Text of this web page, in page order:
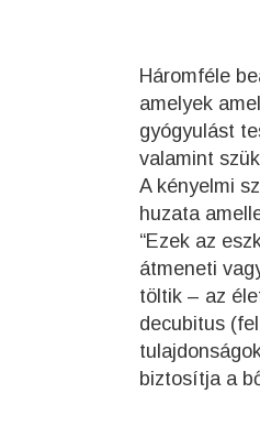
Háromféle
amelyek
gyógyulást
valamint
A kényelmi
huzata
“Ezek az
átmeneti
töltik – az
decubitus
biztosítja a